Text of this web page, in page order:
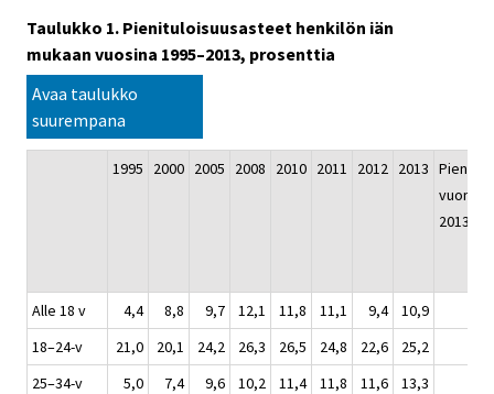
Taulukko 1. Pienituloisuusasteet henkilön iän
mukaan vuosina 1995–2013, prosenttia
Avaa taulukko
suurempana
1995 2000 2005 2008 2010 2011 2012 2013
vuonna
2013
Alle 18 v 4,4 8,8 9,7 12,1 11,8 11,1 9,4 10,9
18–24-v
21,0 20,1 24,2 26,3 26,5 24,8 22,6 25,2
25–34-v
5,0 7,4 9,6 10,2 11,4 11,8 11,6 13,3